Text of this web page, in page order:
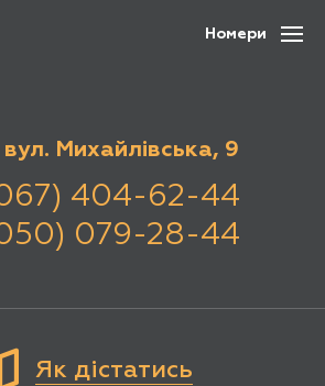
Номери
Як дістатись
вул. Михайлівська, 9
404-62-44
079-28-44